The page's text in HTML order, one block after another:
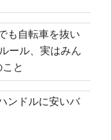
も自転車を抜い
ール、実はみん
と
ンドルに安いバ